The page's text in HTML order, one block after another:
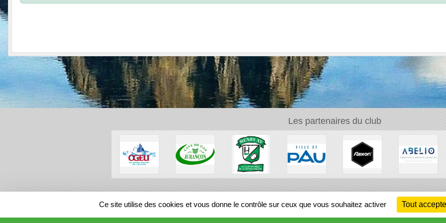
Les partenaires du club
REGIONS
Ce site utilise des cookies et vous donne le contrôle sur ceux que vous souhaitez activer Tout